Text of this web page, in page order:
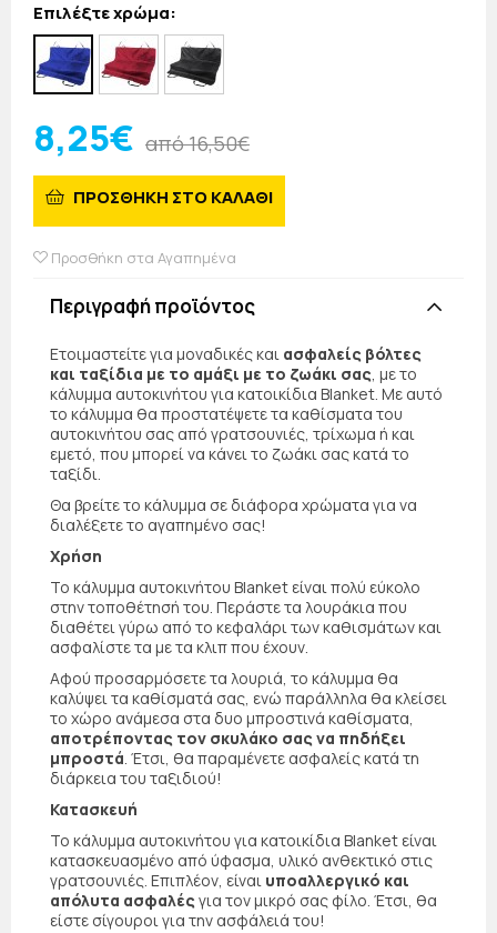
Επιλέξτε χρώμα:
8,25€ από 16,50€
ΠΡΟΣΘΗΚΗ ΣΤΟ ΚΑΛΑΘΙ
Προσθήκη στα Αγαπημένα
Περιγραφή προϊόντος
Ετοιμαστείτε για μοναδικές και ασφαλείς βόλτες
και ταξίδια με το αμάξι με το ζωάκι σας, με το
κάλυμμα αυτοκινήτου για κατοικίδια Blanket. Με αυτό
το κάλυμμα θα προστατέψετε τα καθίσματα του
αυτοκινήτου σας από γρατσουνιές, τρίχωμα ή και
εμετό, που μπορεί να κάνει το ζωάκι σας κατά το
ταξίδι.
Θα βρείτε το κάλυμμα σε διάφορα χρώματα για να
διαλέξετε το αγαπημένο σας!
Χρήση
Το κάλυμμα αυτοκινήτου Blanket είναι πολύ εύκολο
στην τοποθέτησή του. Περάστε τα λουράκια που
διαθέτει γύρω από το κεφαλάρι των καθισμάτων και
ασφαλίστε τα με τα κλιπ που έχουν.
Αφού προσαρμόσετε τα λουριά, το κάλυμμα θα
καλύψει τα καθίσματά σας, ενώ παράλληλα θα κλείσει
το χώρο ανάμεσα στα δυο μπροστινά καθίσματα,
αποτρέποντας τον σκυλάκο σας να πηδήξει
μπροστά. Έτσι, θα παραμένετε ασφαλείς κατά τη
διάρκεια του ταξιδιού!
Κατασκευή
Το κάλυμμα αυτοκινήτου για κατοικίδια Blanket είναι
κατασκευασμένο από ύφασμα, υλικό ανθεκτικό στις
γρατσουνιές. Επιπλέον, είναι υποαλλεργικό και
απόλυτα ασφαλές για τον μικρό σας φίλο. Έτσι, θα
είστε σίγουροι για την ασφάλειά του!